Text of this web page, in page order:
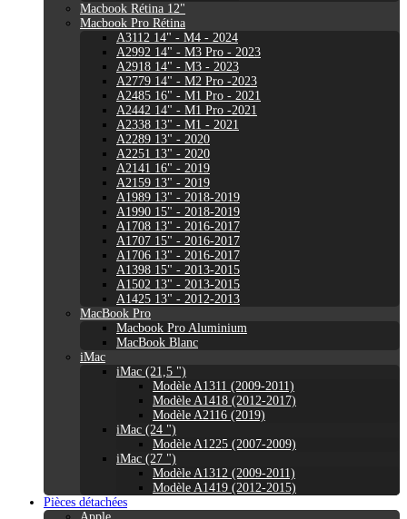
Macbook Rétina 12"
Macbook Pro Rétina
A3112 14" - M4 - 2024
A2992 14" - M3 Pro - 2023
A2918 14" - M3 - 2023
A2779 14" - M2 Pro -2023
A2485 16" - M1 Pro - 2021
A2442 14" - M1 Pro -2021
A2338 13" - M1 - 2021
A2289 13" - 2020
A2251 13" - 2020
A2141 16" - 2019
A2159 13" - 2019
A1989 13" - 2018-2019
A1990 15" - 2018-2019
A1708 13" - 2016-2017
A1707 15" - 2016-2017
A1706 13" - 2016-2017
A1398 15" - 2013-2015
A1502 13" - 2013-2015
A1425 13" - 2012-2013
MacBook Pro
Macbook Pro Aluminium
MacBook Blanc
iMac
iMac (21,5 ")
Modèle A1311 (2009-2011)
Modèle A1418 (2012-2017)
Modèle A2116 (2019)
iMac (24 ")
Modèle A1225 (2007-2009)
iMac (27 ")
Modèle A1312 (2009-2011)
Modèle A1419 (2012-2015)
Pièces détachées